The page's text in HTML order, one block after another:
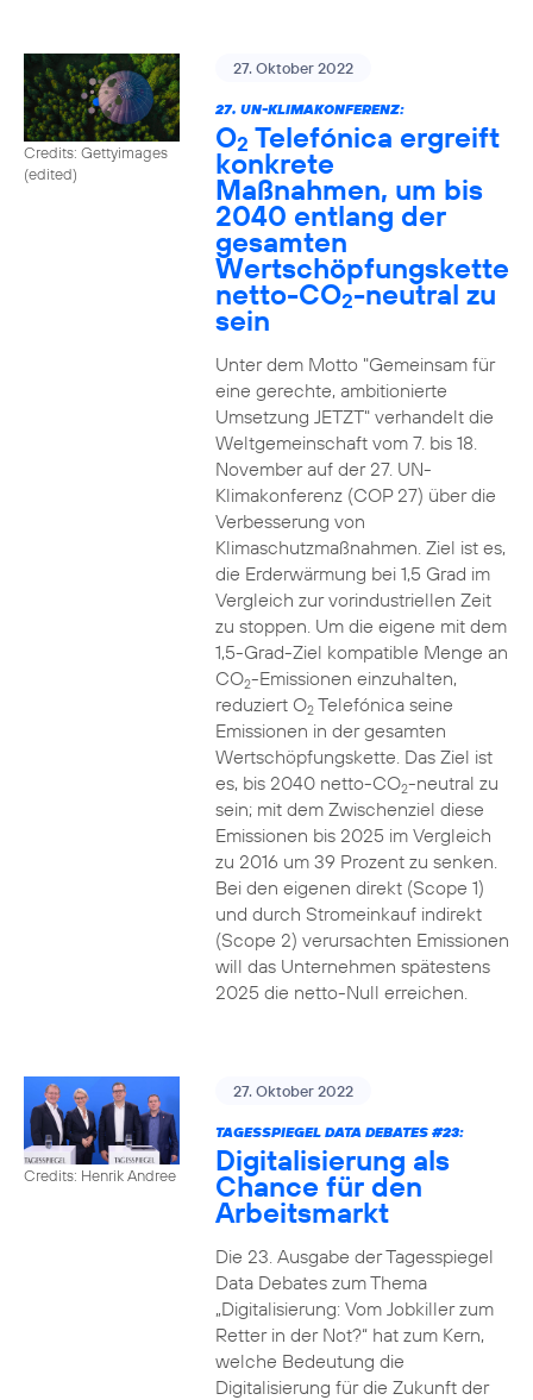
Credits: Gettyimages
(edited)
27. Oktober 2022
27. UN-KLIMAKONFERENZ:
O2 Telefónica ergreift
konkrete
Maßnahmen, um bis
2040 entlang der
gesamten
Wertschöpfungskette
netto-CO2-neutral zu
sein
Unter dem Motto "Gemeinsam für
eine gerechte, ambitionierte
Umsetzung JETZT" verhandelt die
Weltgemeinschaft vom 7. bis 18.
November auf der 27. UN-
Klimakonferenz (COP 27) über die
Verbesserung von
Klimaschutzmaßnahmen. Ziel ist es,
die Erderwärmung bei 1,5 Grad im
Vergleich zur vorindustriellen Zeit
zu stoppen. Um die eigene mit dem
1,5-Grad-Ziel kompatible Menge an
CO2-Emissionen einzuhalten,
reduziert O2Telefónica seine
Emissionen in der gesamten
Wertschöpfungskette. Das Ziel ist
es, bis 2040 netto-CO2-neutral zu
sein; mit dem Zwischenziel diese
Emissionen bis 2025 im Vergleich
zu 2016 um 39 Prozent zu senken.
Bei den eigenen direkt (Scope 1)
und durch Stromeinkauf indirekt
(Scope 2) verursachten Emissionen
will das Unternehmen spätestens
2025 die netto-Null erreichen.
Credits: Henrik Andree
27. Oktober 2022
TAGESSPIEGEL DATA DEBATES #23:
Digitalisierung als
Chance für den
Arbeitsmarkt
Die 23. Ausgabe der Tagesspiegel
Data Debates zum Thema
„Digitalisierung: Vom Jobkiller zum
Retter in der Not?“ hat zum Kern,
welche Bedeutung die
Digitalisierung für die Zukunft der